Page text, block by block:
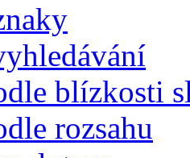
blízkosti
rozsahu